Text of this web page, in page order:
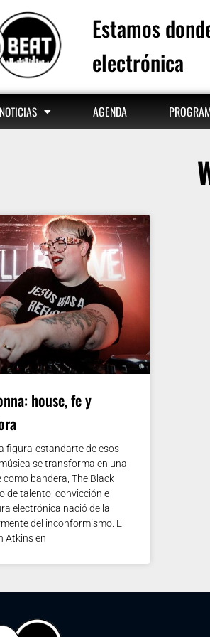
Estamos
electrónica
NOTICIAS AGENDA
house, fe y
figura-estandarte de esos
se transforma en una
como bandera, The Black
de talento, convicción e
electrónica nació de la
del inconformismo. El
Atkins en